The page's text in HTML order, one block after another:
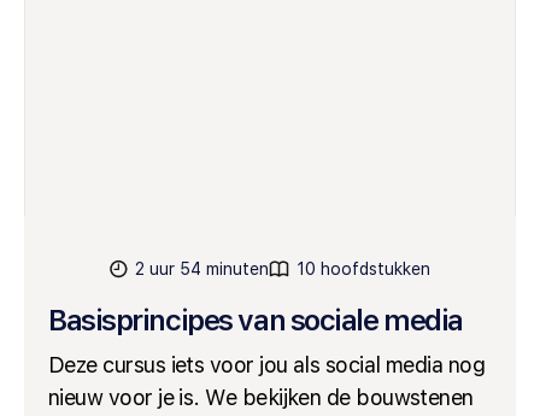
2 uur 54 minuten 10 hoofdstukken
Basisprincipes van sociale media
Deze cursus iets voor jou als social media nog
nieuw voor je is. We bekijken de bouwstenen